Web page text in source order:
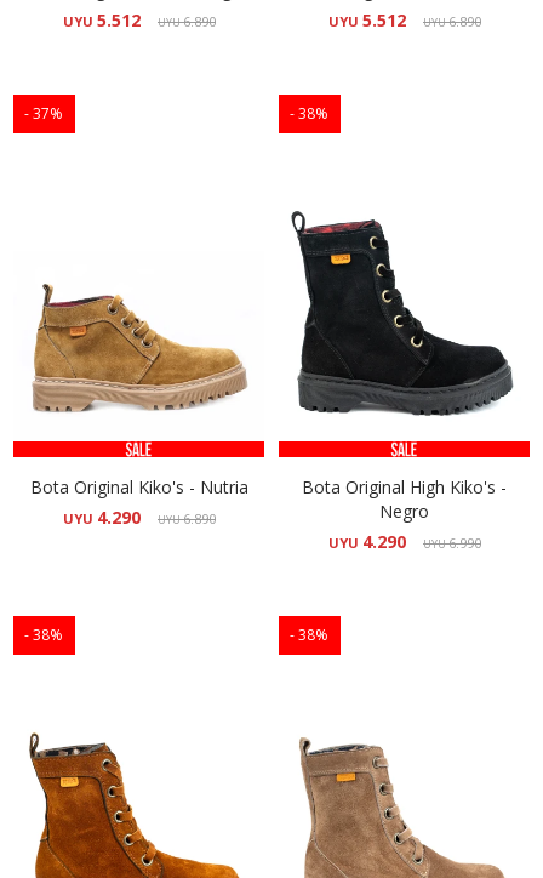
UYU 5.512 UYU6.890 UYU 5.512 UYU6.890
37
Bota Original Kiko's - Nutria
UYU 4.290 UYU6.890
38
Bota Original High Kiko's -
Negro
UYU 4.290 UYU6.990
38 38